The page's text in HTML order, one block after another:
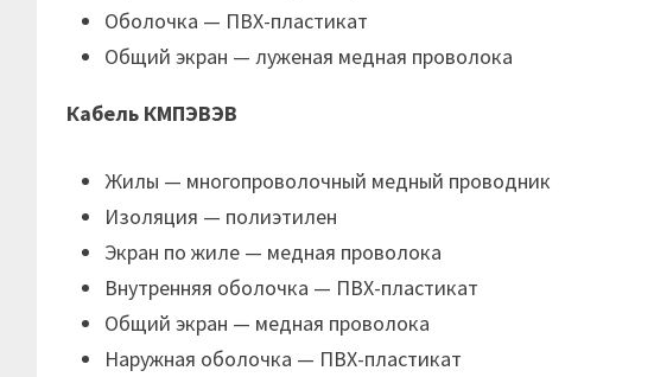
Оболочка — ПВХ-пластикат
Общий экран — луженая медная проволока
Кабель КМПЭВЭВ
Жилы — многопроволочный медный проводник
Изоляция — полиэтилен
Экран по жиле — медная проволока
Внутренняя оболочка — ПВХ-пластикат
Общий экран — медная проволока
Наружная оболочка — ПВХ-пластикат